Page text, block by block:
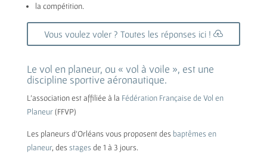
la compétition.
Vous voulez voler ? Toutes les réponses ici !
Le vol en planeur, ou « vol à voile », est une
discipline sportive aéronautique.
L’association est affiliée à la Fédération Française de Vol en
Planeur(FFVP)
Les planeurs d’Orléans vous proposent des baptêmes en
planeur, desstagesde 1 à 3 jours.